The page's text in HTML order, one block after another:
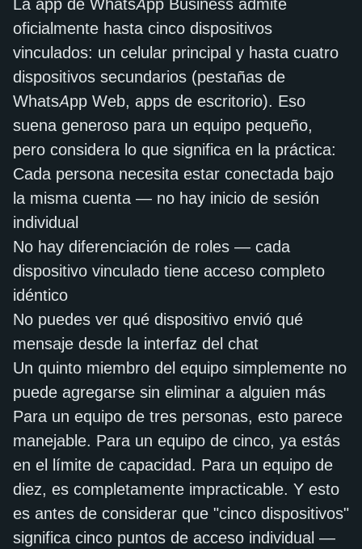
oficialmente hasta cinco dispositivos
vinculados: un celular principal y hasta cuatro
dispositivos secundarios (pestañas de
WhatsApp Web, apps de escritorio). Eso
suena generoso para un equipo pequeño,
pero considera lo que significa en la práctica:
Cada persona necesita estar conectada bajo
la misma cuenta — no hay inicio de sesión
individual
No hay diferenciación de roles — cada
dispositivo vinculado tiene acceso completo
idéntico
No puedes ver qué dispositivo envió qué
mensaje desde la interfaz del chat
Un quinto miembro del equipo simplemente no
puede agregarse sin eliminar a alguien más
Para un equipo de tres personas, esto parece
manejable. Para un equipo de cinco, ya estás
en el límite de capacidad. Para un equipo de
diez, es completamente impracticable. Y esto
es antes de considerar que "cinco dispositivos"
significa cinco puntos de acceso individual —